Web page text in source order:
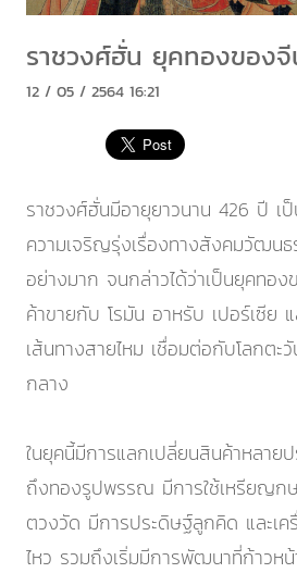
ราชวงศ์ฮั่น ยุคทองของ
12 / 05 / 2564 16:21
ราชวงศ์ฮั่นมีอายุยาวนาน 426 ปี เ
ความเจริญรุ่งเรื่องทางสังคมวัฒนธ
อย่างมาก จนกล่าวได้ว่าเป็นยุคทอง
ค้าขายกับ โรมัน อาหรับ เปอร์เซีย
เส้นทางสายไหม เชื่อมต่อกับโลกตะ
กลาง
ในยุคนี้มีการแลกเปลี่ยนสินค้าหลาย
ถึงทองรูปพรรณ มีการใช้เหรียญก
ตวงวัด มีการประดิษฐ์ลูกคิด และเ
ไหว รวมถึงเริ่มมีการพัฒนาที่ก้าวหน้